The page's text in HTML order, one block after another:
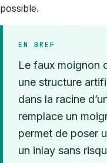
possible.
EN BREF
Le faux moignon
une structure
dans la racine
remplace un
permet de poser
un inlay sans